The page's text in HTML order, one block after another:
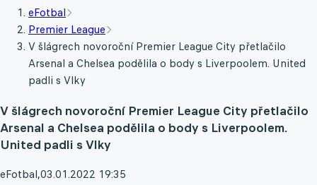
eFotbal
Premier League
V šlágrech novoroční Premier League City přetlačilo
Arsenal a Chelsea podělila o body s Liverpoolem. United
padli s Vlky
V šlágrech novoroční Premier League City přetlačilo
Arsenal a Chelsea podělila o body s Liverpoolem.
United padli s Vlky
eFotbal,03.01.2022 19:35